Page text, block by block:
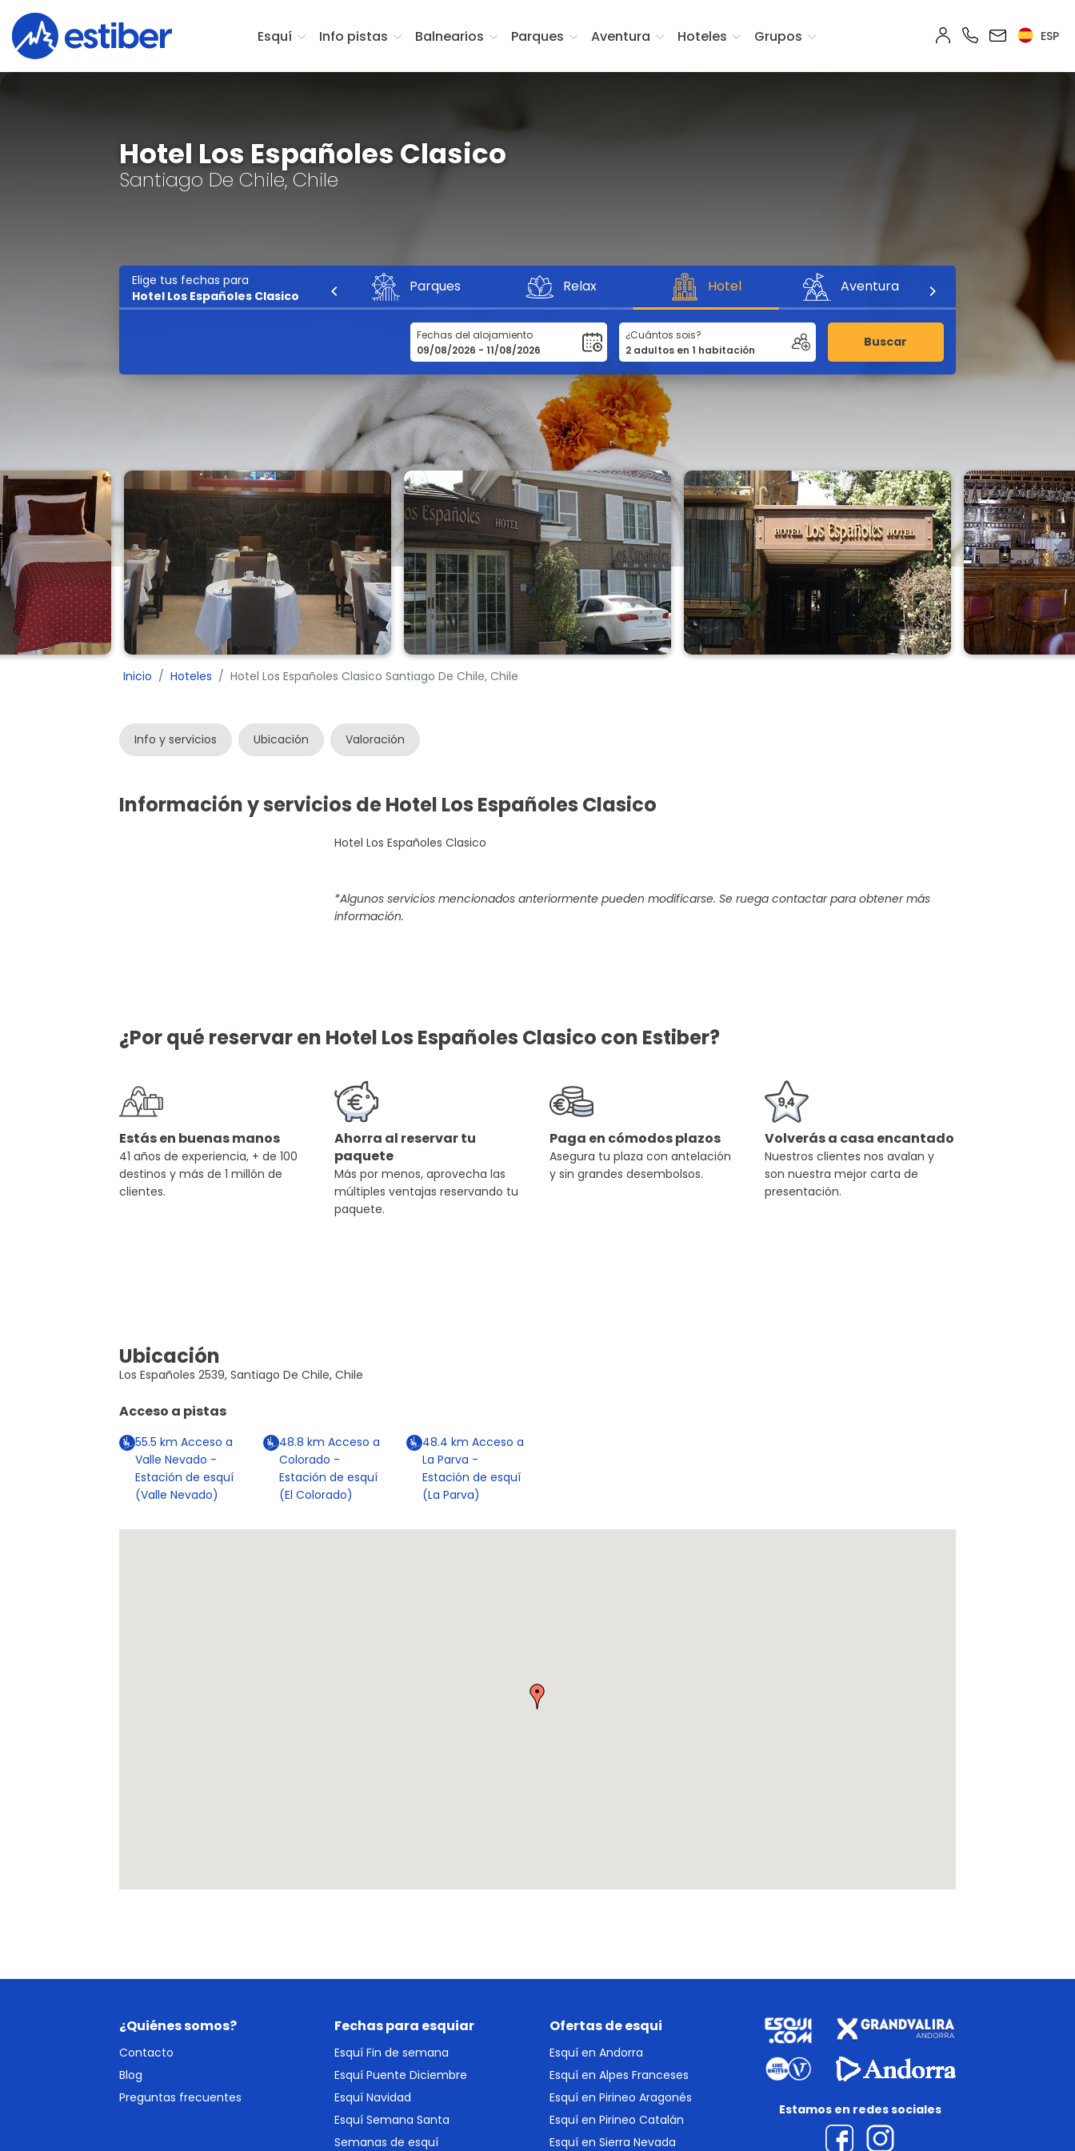
Esquí Info pistas Balnearios Parques Aventura Hoteles Grupos ESP
Hotel Los Españoles Clasico
Santiago De Chile, Chile
Elige tus fechas para
Hotel Los Españoles Clasico
Parques Relax Hotel Aventura
Fechas del alojamiento ¿Cuántos sois? Buscar
Inicio Hoteles Hotel Los Españoles Clasico Santiago De Chile, Chile
Info y servicios Ubicación Valoración
Información y servicios de Hotel Los Españoles Clasico
Hotel Los Españoles Clasico
*Algunos servicios mencionados anteriormente pueden modificarse. Se ruega contactar para obtener más
información.
¿Por qué reservar en Hotel Los Españoles Clasico con Estiber?
Estás en buenas manos
41 años de experiencia, + de 100
destinos y más de 1 millón de
clientes.
Ahorra al reservar tu
paquete
Más por menos, aprovecha las
múltiples ventajas reservando tu
paquete.
Paga en cómodos plazos
Asegura tu plaza con antelación
y sin grandes desembolsos.
Volverás a casa encantado
Nuestros clientes nos avalan y
son nuestra mejor carta de
presentación.
Ubicación
Los Españoles 2539, Santiago De Chile, Chile
Acceso a pistas
55.5km Acceso a
Valle Nevado -
Estación de esquí
(Valle Nevado)
48.8 km Acceso a
Colorado -
Estación de esquí
(El Colorado)
48.4 km Acceso a
La Parva -
Estación de esquí
(La Parva)
¿Quiénes somos?
Contacto
Blog
Preguntas frecuentes
Fechas para esquiar
Esquí Fin de semana
Esquí Puente Diciembre
Esquí Navidad
Esquí Semana Santa
Semanas de esquí
Ofertas de esqui
Esquí en Andorra
Esquí en Alpes Franceses
Esquí en Pirineo Aragonés
Esquí en Pirineo Catalán
Esquí en Sierra Nevada
Estamos en redes sociales